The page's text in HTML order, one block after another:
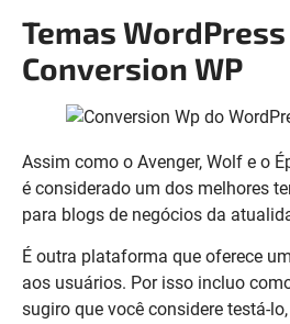
Temas
Conversion WP
Assim como o Avenger, Wolf e o
é considerado um dos melhores
para blogs de negócios da
É outra plataforma que oferece
aos usuários. Por isso incluo
sugiro que você considere testá-